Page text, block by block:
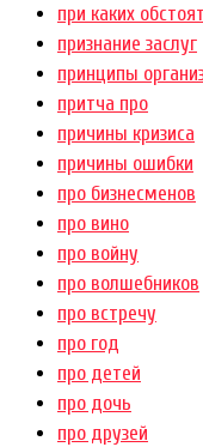
при каких
признание заслуг
принципы
притча про
причины кризиса
причины ошибки
про бизнесменов
про вино
про войну
про волшебников
про встречу
про год
про детей
про дочь
про друзей